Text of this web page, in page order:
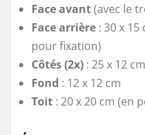
Face avant(avec le
Face arrière : 30 x
pour fixation)
Côtés (2x) : 25 x 12 cm
Fond : 12 x 12 cm
Toit : 20 x 20 cm (en